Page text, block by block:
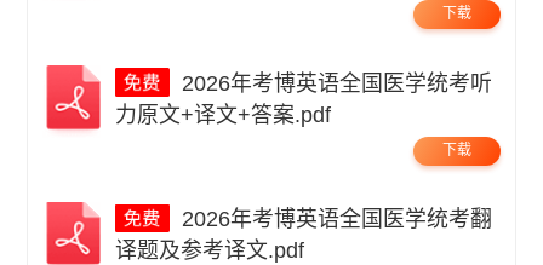
下载
力原文+译文+答案.pdf
下载
译题及参考译文.pdf